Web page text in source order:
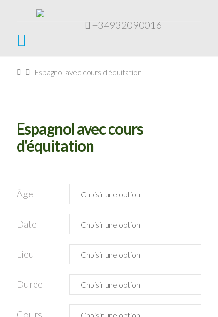
+34932090016
HomeEspagnol avec cours d'équitation
Espagnol avec cours
d'équitation
Âge
Date
Lieu
Durée
Cours